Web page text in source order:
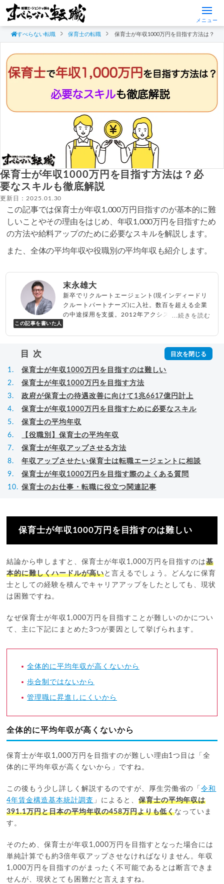
メニュー
すべらない転職 保育士の転職 保育士が年収1000万円を目指す方法は？必
保育士が年収1000万円を目指す方法は？必
要なスキルも徹底解説
更新日：2025.01.30
この記事では保育士が年収1,000万円目指すのが基本的に難
しいことやその理由をはじめ、年収1,000万円を目指すため
の方法や給料アップのために必要なスキルを解説します。
また、全体の平均年収や役職別の平均年収も紹介します。
この記事を書いた人
末永雄大
新卒でリクルートエージェント(現インディードリ
クルートパートナーズ)に入社。数百を超える企業
の中途採用を支援。2012年アクシス(株)設立、代
」の総再生回数は2,000
成功する転職面接」「キャリア
ロジック」
▸ 詳細プロフィール（amazon
...続きを読む
目次
保育士が年収1000万円を目指すのは難しい
保育士が年収1000万円を目指す方法
政府が保育士の待遇改善に向けて1兆6617億円計上
保育士が年収1000万円を目指すために必要なスキル
保育士の平均年収
【役職別】保育士の平均年収
保育士が年収アップさせる方法
年収アップさせたい保育士は転職エージェントに相談
保育士が年収1000万円を目指す際のよくある質問
保育士のお仕事・転職に役立つ関連記事
保育士が年収1000万円を目指すのは難しい
結論から申しますと、保育士が年収1,000万円を目指すのは基
本的に難しくハードルが高いと言えるでしょう。どんなに保育
士としての経験を積んでキャリアアップをしたとしても、現状
は困難ですね。
なぜ保育士が年収1,000万円を目指すことが難しいのかについ
て、主に下記にまとめた3つが要因として挙げられます。
全体的に平均年収が高くないから
歩合制ではないから
管理職に昇進しにくいから
全体的に平均年収が高くないから
保育士が年収1,000万円を目指すのが難しい理由1つ目は「全
体的に平均年収が高くないから」ですね。
この後もう少し詳しく解説するのですが、厚生労働省の「令和
4年賃金構造基本統計調査 」によると、 保育士の平均年収は
391.1万円と日本の平均年収の458万円よりも低くなっていま
す。
そのため、保育士が年収1,000万円を目指すとなった場合には
単純計算でも約3倍年収アップさせなければなりません。年収
1,000万円を目指すのがまったく不可能であるとは断言できま
せんが、現状とても困難だと言えますね。